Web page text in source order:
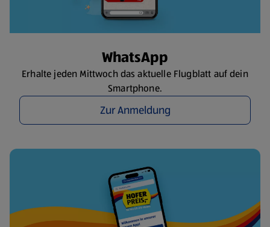
WhatsApp
Erhalte jeden Mittwoch das aktuelle Flugblatt auf dein
Smartphone.
Zur Anmeldung